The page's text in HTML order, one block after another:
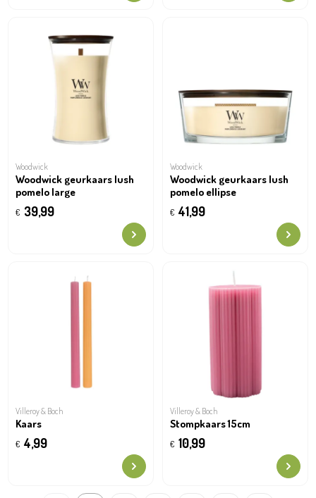
Woodwick
Woodwick geurkaars lush
pomelo large
€ 39,99
Woodwick
Woodwick geurkaars lush
pomelo ellipse
€ 41,99
Villeroy & Boch
Kaars
€ 4,99
Villeroy & Boch
Stompkaars 15cm
€ 10,99